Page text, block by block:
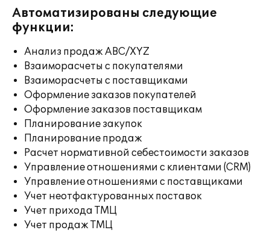
Автоматизированы следующие
функции:
Анализ продаж ABC/XYZ
Взаиморасчеты с покупателями
Взаиморасчеты с поставщиками
Оформление заказов покупателей
Оформление заказов поставщикам
Планирование закупок
Планирование продаж
Расчет нормативной себестоимости заказов
Управление отношениями с клиентами (CRM)
Управление отношениями с поставщиками
Учет неотфактурованных поставок
Учет прихода ТМЦ
Учет продаж ТМЦ